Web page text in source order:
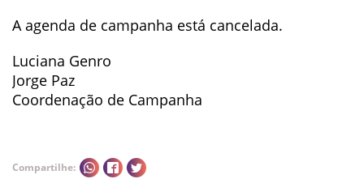
A agenda de campanha está cancelada.
Luciana Genro
Jorge Paz
Coordenação de Campanha
Compartilhe: